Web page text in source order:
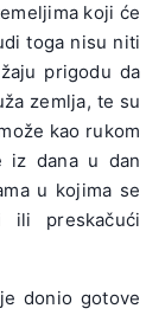
koji će
toga nisu niti
prigodu da
zemlja, te su
kao rukom
iz dana u dan
u kojima se
ili preskačući
donio gotove